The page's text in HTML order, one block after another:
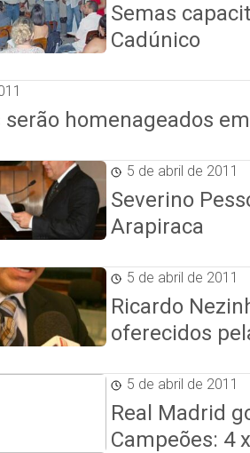
Semas
Cadúnico
serão homenageados
5 de abril de 2011
Severino
Arapiraca
5 de abril de 2011
Ricardo
oferecidos
5 de abril de 2011
Real Madrid
Campeões: 4